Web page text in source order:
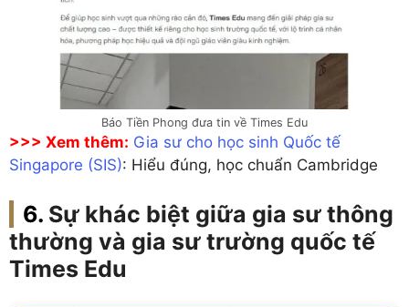
Báo Tiền Phong đưa tin về Times Edu
>>> Xem thêm: Gia sư cho học sinh Quốc tế
Singapore (SIS): Hiểu đúng, học chuẩn Cambridge
Sự khác biệt giữa gia sư thông
thường và gia sư trường quốc tế
Times Edu